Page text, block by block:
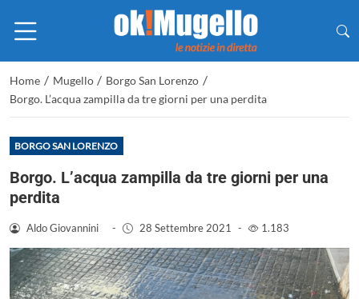
Home / Mugello / Borgo San Lorenzo /
Borgo. L’acqua zampilla da tre giorni per una perdita
BORGO SAN LORENZO
Borgo. L’acqua zampilla da tre giorni per una
perdita
Aldo Giovannini - 28 Settembre 2021 - 1.183